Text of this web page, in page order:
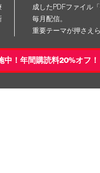
成したPDFファイル
毎月配信。
重要テーマが押さえら
中！年間購読料20%オフ！